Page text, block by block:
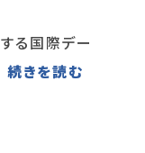
る国際デー
きを読む